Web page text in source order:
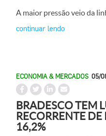
A maior pressão veio da
continuar lendo
ECONOMIA & MERCADOS 05/
BRADESCO TEM
RECORRENTE
16,2%